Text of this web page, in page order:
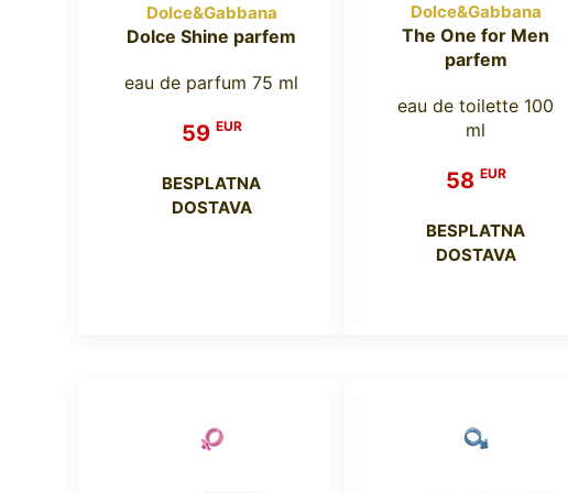
Dolce&Gabbana
Dolce Shine parfem
eau de parfum 75 ml
59 EUR
BESPLATNA
DOSTAVA
Dolce&Gabbana
The One for Men
parfem
eau de toilette 100
ml
58 EUR
BESPLATNA
DOSTAVA